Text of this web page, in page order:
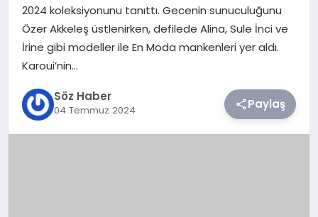
DÜNYA
TEKNOLOJI
SIYASET
YAŞAM
2024 koleksiyonunu tanıttı. Gecenin sunuculuğunu
Özer Akkeleş üstlenirken, defilede Alina, Sule İnci ve
İrine gibi modeller ile En Moda mankenleri yer aldı.
Karoui’nin…
Söz Haber
04 Temmuz 2024 Paylaş